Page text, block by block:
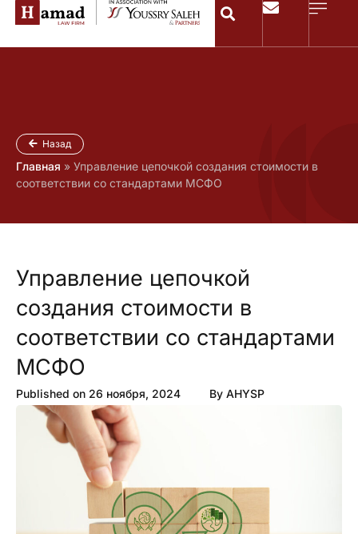
Назад
Главная » Управление цепочкой создания стоимости в
соответствии со стандартами МСФО
Управление цепочкой
создания стоимости в
соответствии со стандартами
МСФО
Published on 26 ноября, 2024 By AHYSP